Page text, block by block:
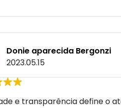
Donie aparecida Bergonzi
2023.05.15
e transparência define o